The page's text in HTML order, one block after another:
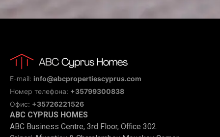
E-mail: info@abcpropertiescyprus.com
Номер телефона: +35799300838
Офис: +35726221526
ABC CYPRUS HOMES
ABC Business Centre, 3rd Floor, Office 302.